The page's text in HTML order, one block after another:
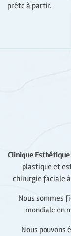
prête à partir.
Clinique Esthétique
plastique et
chirurgie faciale
Nous sommes
mondiale en
Nous